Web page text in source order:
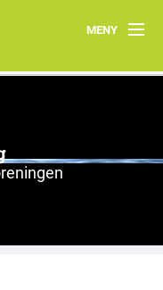
MENY
Hem
Vad vi gör
Cykling